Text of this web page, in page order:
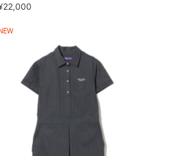
NEW